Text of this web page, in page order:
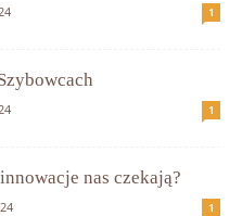
1
1
nas czekają?
1